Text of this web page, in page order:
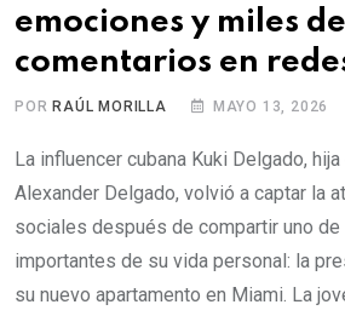
emociones y miles de
comentarios en
POR RAÚL MORILLA MAYO 13, 2026
La influencer cubana Kuki Delgado,
Alexander Delgado, volvió a captar la
sociales después de compartir uno
importantes de su vida personal: la
su nuevo apartamento en Miami. La